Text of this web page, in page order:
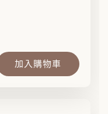
加入購物車